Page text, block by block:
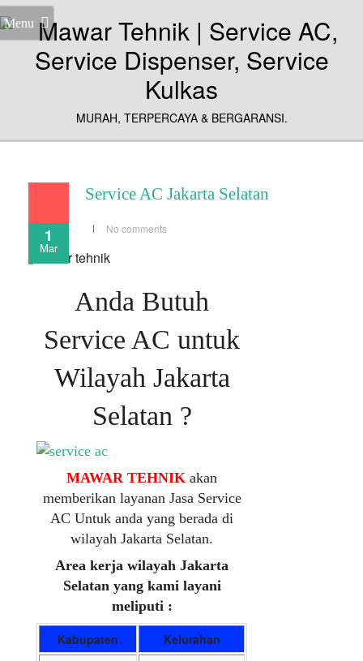
Menu
MURAH, TERPERCAYA & BERGARANSI.
1
Mar
Service AC Jakarta Selatan
No comments
Anda Butuh
Service AC untuk
Wilayah Jakarta
Selatan ?
MAWAR TEHNIK akan
memberikan layanan Jasa Service
AC Untuk anda yang berada di
wilayah Jakarta Selatan.
Area kerja wilayah Jakarta
Selatan yang kami layani
meliputi :
Kabupaten Kelurahan